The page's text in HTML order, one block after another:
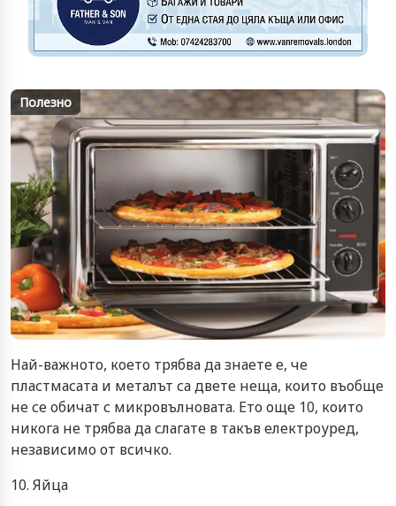
Полезно
Най-важното, което трябва да знаете е, че
пластмасата и металът са двете неща, които въобще
не се обичат с микровълновата. Ето още 10, които
никога не трябва да слагате в такъв електроуред,
независимо от всичко.
10. Яйца